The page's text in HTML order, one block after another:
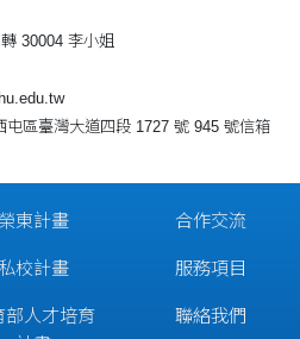
30004 李小姐
屯區臺灣大道四段 1727 號 945 號信箱
榮東計畫
校計畫
部人才培育
合作交流
服務項目
聯絡我們